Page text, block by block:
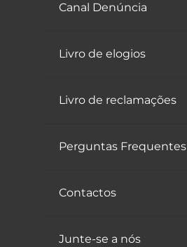
Canal Denúncia
Livro de elogios
Livro de reclamações
Perguntas Frequentes
Contactos
Junte-se a nós